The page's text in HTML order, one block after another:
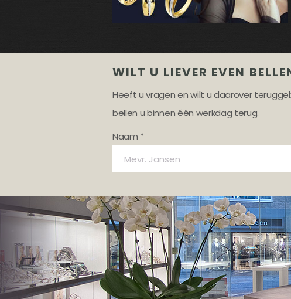
WILT U LIEVER EVEN
Heeft u vragen en wilt u daarover
bellen u binnen één werkdag terug.
Naam *